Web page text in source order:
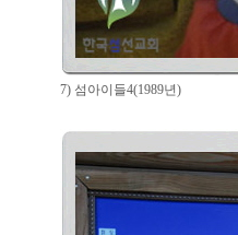
7) 섬아이들4(1989년)